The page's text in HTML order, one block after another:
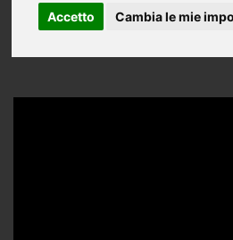
Accetto Cambia le mie
VIDEOGALLERY